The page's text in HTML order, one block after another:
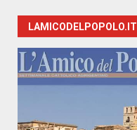
LAMICODELPOPOLO.IT